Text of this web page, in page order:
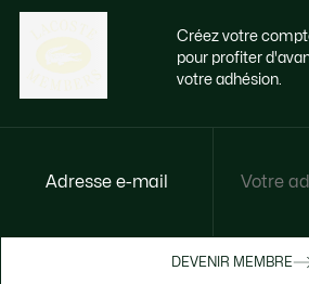
Créez votre
pour profiter
votre adhésion.
Adresse e-mail
DEVENIR MEMBRE
Accédez à des avantages
Devenez membre ou
bénéficier de cadeaux